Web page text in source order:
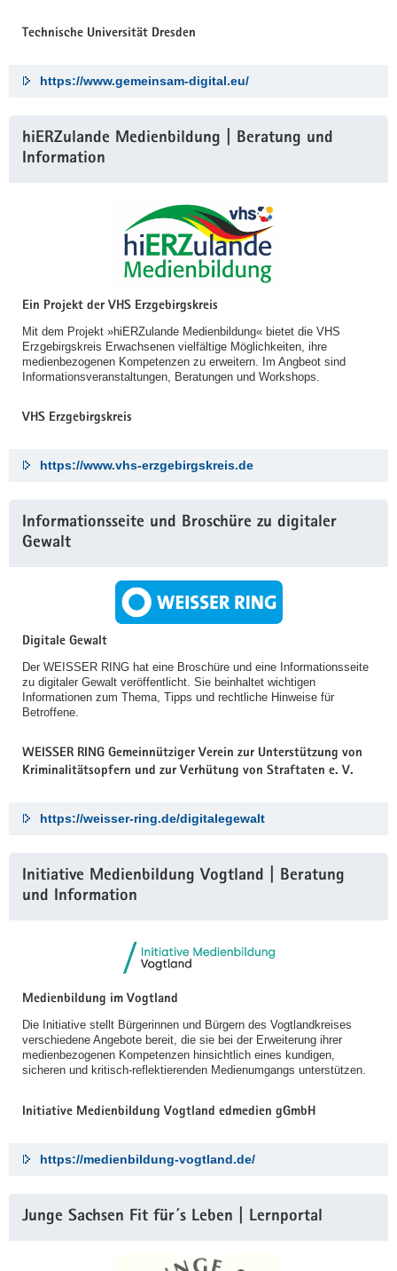
Technische Universität Dresden
https://www.gemeinsam-digital.eu/
hiERZulande Medienbildung | Beratung und
Information
Ein Projekt der VHS Erzgebirgskreis
Mit dem Projekt »hiERZulande Medienbildung« bietet die VHS
Erzgebirgskreis Erwachsenen vielfältige Möglichkeiten, ihre
medienbezogenen Kompetenzen zu erweitern. Im Angbeot sind
Informationsveranstaltungen, Beratungen und Workshops.
VHS Erzgebirgskreis
https://www.vhs-erzgebirgskreis.de
Informationsseite und Broschüre zu digitaler
Gewalt
Digitale Gewalt
Der WEISSER RING hat eine Broschüre und eine Informationsseite
zu digitaler Gewalt veröffentlicht. Sie beinhaltet wichtigen
Informationen zum Thema, Tipps und rechtliche Hinweise für
Betroffene.
WEISSER RING Gemeinnütziger Verein zur Unterstützung von
Kriminalitätsopfern und zur Verhütung von Straftaten e. V.
https://weisser-ring.de/digitalegewalt
Initiative Medienbildung Vogtland | Beratung
und Information
Medienbildung im Vogtland
Die Initiative stellt Bürgerinnen und Bürgern des Vogtlandkreises
verschiedene Angebote bereit, die sie bei der Erweiterung ihrer
medienbezogenen Kompetenzen hinsichtlich eines kundigen,
sicheren und kritisch-reflektierenden Medienumgangs unterstützen.
Initiative Medienbildung Vogtland edmedien gGmbH
https://medienbildung-vogtland.de/
Junge Sachsen Fit für´s Leben | Lernportal